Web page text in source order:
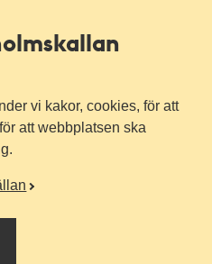
vi kakor, cookies, för att
att webbplatsen ska